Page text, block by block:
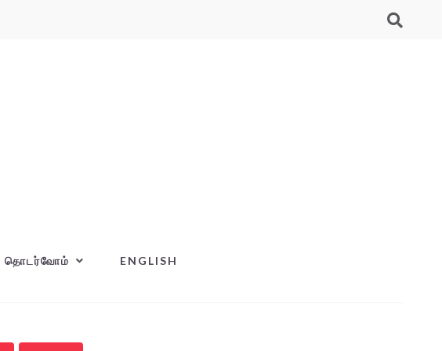
தொடர்வோம் ENGLISH